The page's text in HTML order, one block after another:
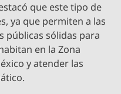
que este tipo de
ya que permiten a las
públicas sólidas para
en la Zona
y atender las